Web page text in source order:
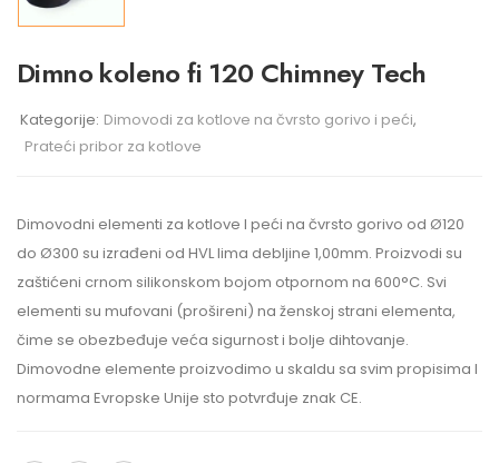
Dimno koleno fi 120 Chimney Tech
Kategorije: Dimovodi za kotlove na čvrsto gorivo i peći,
Prateći pribor za kotlove
Dimovodni elementi za kotlove I peći na čvrsto gorivo od Ø120
do Ø300 su izrađeni od HVL lima debljine 1,00mm. Proizvodi su
zaštićeni crnom silikonskom bojom otpornom na 600°C. Svi
elementi su mufovani (prošireni) na ženskoj strani elementa,
čime se obezbeđuje veća sigurnost i bolje dihtovanje.
Dimovodne elemente proizvodimo u skaldu sa svim propisima I
normama Evropske Unije sto potvrđuje znak CE.